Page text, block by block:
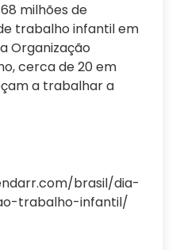
milhões de
trabalho infantil em
Organização
cerca de 20 em
a trabalhar a
brasil/dia-
trabalho-infantil/